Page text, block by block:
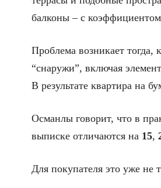
балконы – с коэффициентом
Проблема возникает тогда,
“снаружи”, включая
В результате квартира на
Османлы говорит, что в
выписке отличаются на 15,
Для покупателя это уже не